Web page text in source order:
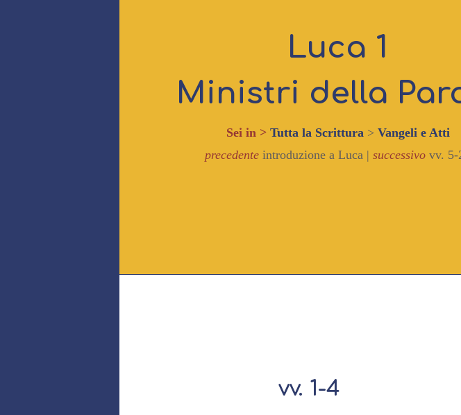
Luca 1
Ministri della
Sei in > Tutta la Scrittura> Vangeli e Atti
precedente introduzione a Luca | successivo vv. 5-
vv. 1-4